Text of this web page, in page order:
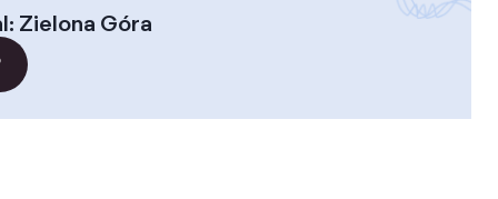
: Zielona Góra